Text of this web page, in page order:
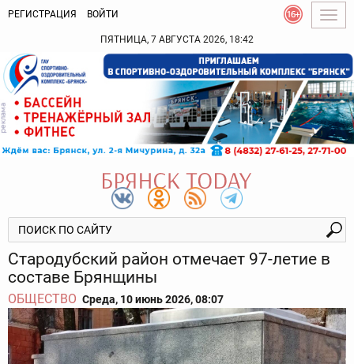
РЕГИСТРАЦИЯ ВОЙТИ
ПЯТНИЦА, 7 АВГУСТА 2026, 18:42
Стародубский район отмечает 97-летие в
составе Брянщины
ОБЩЕСТВО Среда, 10 июнь 2026, 08:07